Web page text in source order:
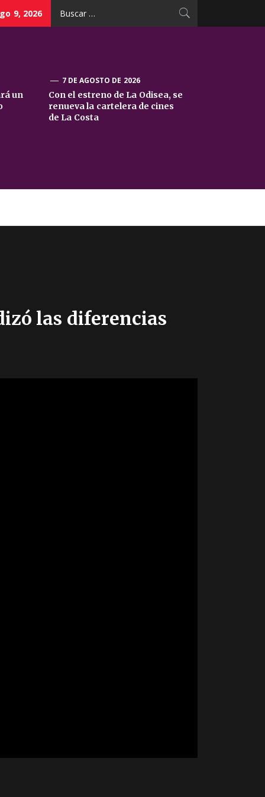
9, 2026
un
7 DE AGOSTO DE 2026
Con el estreno de La Odisea, se
renueva la cartelera de cines
de La Costa
las diferencias